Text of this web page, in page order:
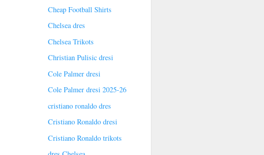
Cheap Football Shirts
Chelsea dres
Chelsea Trikots
Christian Pulisic dresi
Cole Palmer dresi
Cole Palmer dresi 2025-26
cristiano ronaldo dres
Cristiano Ronaldo dresi
Cristiano Ronaldo trikots